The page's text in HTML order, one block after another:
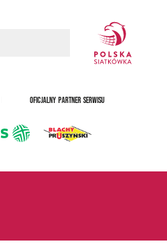
OFICJALNY PARTNER SERWISU